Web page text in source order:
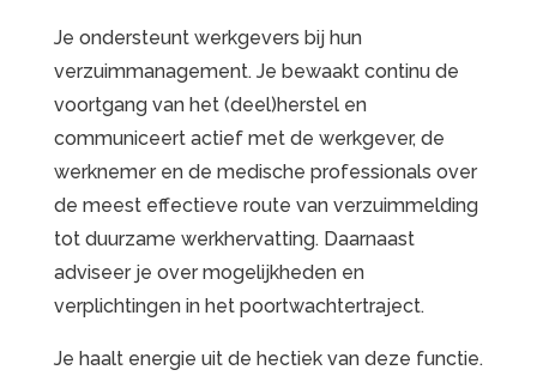
Je ondersteunt werkgevers bij hun
verzuimmanagement. Je bewaakt continu de
voortgang van het (deel)herstel en
communiceert actief met de werkgever, de
werknemer en de medische professionals over
de meest effectieve route van verzuimmelding
tot duurzame werkhervatting. Daarnaast
adviseer je over mogelijkheden en
verplichtingen in het poortwachtertraject.
Je haalt energie uit de hectiek van deze functie.